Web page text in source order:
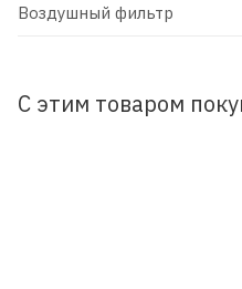
Воздушный фильтр
С этим товаром